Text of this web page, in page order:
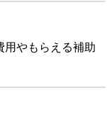
やもらえる補助